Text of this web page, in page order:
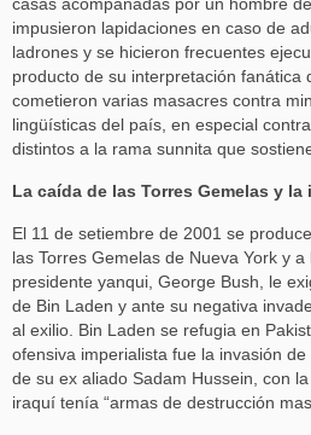
casas acompañadas por un hombre
impusieron lapidaciones en caso de
ladrones y se hicieron frecuentes
producto de su interpretación fanática
cometieron varias masacres contra
lingüísticas del país, en especial
distintos a la rama sunnita que
La caída de las Torres Gemelas y la
El 11 de setiembre de 2001 se
las Torres Gemelas de Nueva York y
presidente yanqui, George Bush, le
de Bin Laden y ante su negativa
al exilio. Bin Laden se refugia en
ofensiva imperialista fue la invasión
de su ex aliado Sadam Hussein, con
iraquí tenía “armas de destrucción